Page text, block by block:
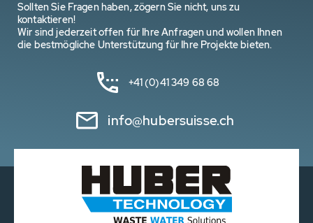
Sollten Sie Fragen haben, zögern Sie nicht, uns zu
kontaktieren!
Wir sind jederzeit offen für Ihre Anfragen und wollen Ihnen
die bestmögliche Unterstützung für Ihre Projekte bieten.
+41 (0)41 349 68 68
info@hubersuisse.ch